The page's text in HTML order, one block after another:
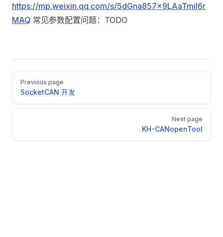
https://mp.weixin.qq.com/s/5dGna857x9LAaTmiI6r
MAQ 常见参数配置问题：TODO
Pager
Previous page
SocketCAN 开发
Next page
KH-CANopenTool